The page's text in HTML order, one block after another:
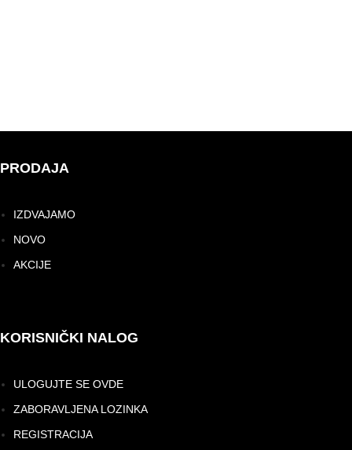
PRODAJA
IZDVAJAMO
NOVO
AKCIJE
KORISNIČKI NALOG
ULOGUJTE SE OVDE
ZABORAVLJENA LOZINKA
REGISTRACIJA